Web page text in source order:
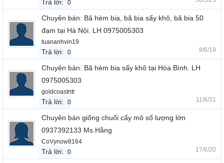
Trả lời: 0
Chuyên bán: Bã hèm bia, bã bia sấy khô, bã bia 50
đạm tại Hà Nội. LH 0975005303
tuananhvin19
Trả lời: 0 8/6/19
Chuyên bán: Bã hèm bia sấy khô tại Hòa Bình. LH
0975005303
goldcoastntr
Trả lời: 0 11/6/21
Chuyên bán giống chuối cấy mô số lượng lớn
0937392133 Ms.Hằng
CoVynow8164
Trả lời: 0 17/6/20